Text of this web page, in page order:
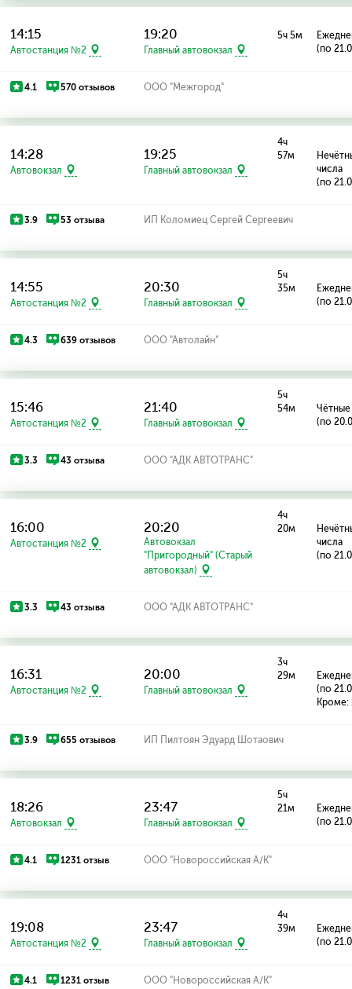
14:15
Автостанция №2
19:20
Главный автовокзал
5ч 5м
(по
4.1 570 отзывов ООО "Межгород"
14:28
Автовокзал
19:25
Главный автовокзал
4ч
57м
числа
(по
3.9 53 отзыва ИП Коломиец Сергей Сергеевич
14:55
Автостанция №2
20:30
Главный автовокзал
5ч
35м
(по
4.3 639 отзывов ООО "Автолайн"
15:46
Автостанция №2
21:40
Главный автовокзал
5ч
54м
Чётные
(по
3.3 43 отзыва ООО "АДК АВТОТРАНС"
16:00
Автостанция №2
20:20
Автовокзал
"Пригородный" (Старый
автовокзал)
4ч
20м
числа
(по
3.3 43 отзыва ООО "АДК АВТОТРАНС"
16:31
Автостанция №2
20:00
Главный автовокзал
3ч
29м
(по
Кроме:
3.9 655 отзывов ИП Пилтоян Эдуард Шотаович
18:26
Автовокзал
23:47
Главный автовокзал
5ч
21м
(по
4.1 1231 отзыв ООО "Новороссийская А/К"
19:08
Автостанция №2
23:47
Главный автовокзал
4ч
39м
(по
4.1 1231 отзыв ООО "Новороссийская А/К"